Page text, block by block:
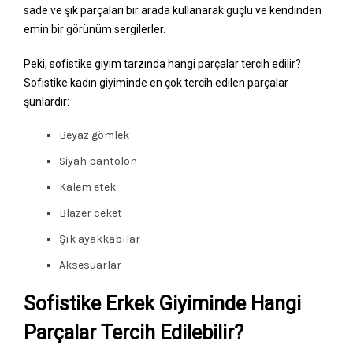
sade ve şık parçaları bir arada kullanarak güçlü ve kendinden
emin bir görünüm sergilerler.
Peki, sofistike giyim tarzında hangi parçalar tercih edilir?
Sofistike kadın giyiminde en çok tercih edilen parçalar
şunlardır:
Beyaz gömlek
Siyah pantolon
Kalem etek
Blazer ceket
Şık ayakkabılar
Aksesuarlar
Sofistike Erkek Giyiminde Hangi
Parçalar Tercih Edilebilir?